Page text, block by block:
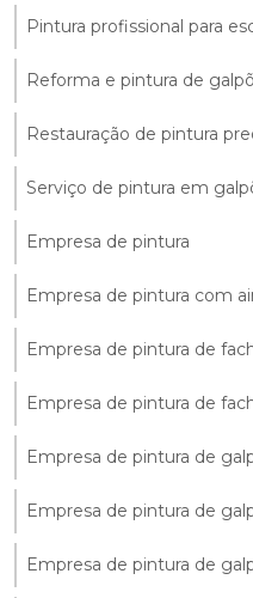
Pintura profissional para
Reforma e pintura de
Restauração de pintura
Serviço de pintura em
Empresa de pintura
Empresa de pintura com
Empresa de pintura de
Empresa de pintura de
Empresa de pintura de
Empresa de pintura de
Empresa de pintura de